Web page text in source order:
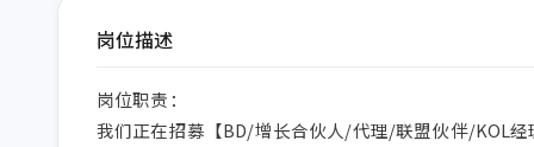
岗位描述
岗位职责：
我们正在招募【BD/增长合伙人/代理/联盟伙伴/KOL经